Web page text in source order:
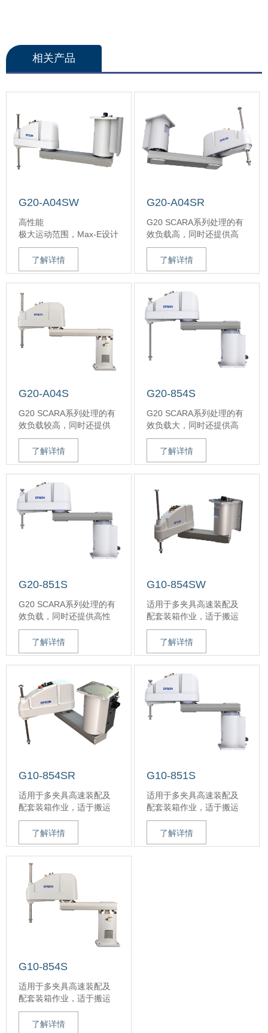
相关产品
G20-A04SW
高性能
极大运动范围，Max-E设计
可实现提高空间利用率
0.369秒的极短循环时间，
可提高零部件的总吞吐量
出色的加/减速率，平稳的
启动/停止
速度达近11500毫米/秒，
使零部件可快速、精确地
运行
独特的高刚性臂设计，残
了解详情
G20-A04SR
G20 SCARA系列处理的有
效负载高，同时还提供高
性能的运动和速度。G20高
刚性臂加上我们的
PowerDrive伺服技术，实
现了爱普生众望所归的高
性能。再加上业界领先的
易使用性，因而G20机器人
成为重量级SCARA应用首
选。
最大运动范围，Max-E设计
0.369秒的最短循环时间，
出色的加/减速率，平稳的
启动/停止
最高速度达近11500毫米/
秒，使零部件可快速、精
确地运行
独特的高刚性臂设计，残
了解详情
G20-A04S
G20 SCARA系列处理的有
效负载较高，同时还提供
高性能的运动和速度。G20
高刚性臂加上我们的
PowerDrive伺服技术，实
现了爱普生众望所归的高
性能。再加上易使用性，
因而G20机器人成为重量级
SCARA应用选择。
极大运动范围，Max-E设计
可实现较大的空间利用率
高零部件的总吞吐量
启动/停止
速度达近11500毫米/秒，
使零部件可快速、精确地
运行
独特的高刚性臂设计，残
余振动低
了解详情
G20-854S
G20 SCARA系列处理的有
效负载大，同时还提供高
性能的运动和速度。G20高
刚性臂加上我们的
PowerDrive伺服技术，实
现了爱普生众望所归的高
因而G20机器人成为重量级
SCARA应用选择。
高性能
运动范围，Max-E设计可实
可提高零部件的总吞吐量
启动/停止
速度达近11500毫米/秒，
使零部件可快速、精确地
运行
独特的高刚性臂设计，残
余振动低
了解详情
G20-851S
G20 SCARA系列处理的有
效负载，同时还提供高性
能的运动和速度。G20高刚
性臂加上我们的
PowerDrive伺服技术，实
现了爱普生众望所归的高
用性，因而G20机器人成为
重量级SCARA应用选择。
高性能
运动范围，Max-E设计可实
高零部件的总吞吐量
启动/停止
速度达近11500毫米/秒，
使零部件可快速、精确地
运行
独特的高刚性臂设计，残
余振动低
了解详情
G10-854SW
适用于多夹具高速装配及
配套装箱作业，适于搬运
10kg及中等强度的重物
极大运动范围，Max-E设计
可实现空间利用率
0.34秒的循环时间，可提
高零部件总吞吐量
出色的加/减速率，平稳的
启动/停止
速度达11,000毫米/秒，使
独特的高刚性臂设计，残
了解详情
G10-854SR
适用于多夹具高速装配及
配套装箱作业，适于搬运
10kg及中等强度的重物
运动范围，Max-E设计可实
现空间利用率
0.34秒的循环时间，可提
高零部件总吞吐量
出色的加/减速率，平稳的
启动/停止
速度达11,000毫米/秒，使
零部件可快速、精确地运
独特的高刚性臂设计，残
了解详情
G10-851S
适用于多夹具高速装配及
配套装箱作业，适于搬运
最大10kg及中等强度的重
最大运动范围，Max-E设计
了解详情
G10-854S
适用于多夹具高速装配及
配套装箱作业，适于搬运
10kg及中等强度的重物
运动范围，Max-E设计可实
了解详情